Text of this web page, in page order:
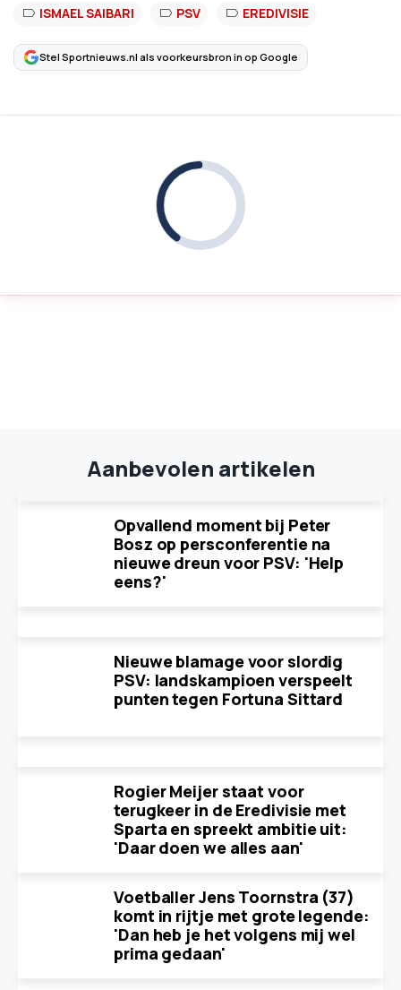
ISMAEL SAIBARI PSV EREDIVISIE
Stel Sportnieuws.nl als voorkeursbron in op Google
Aanbevolen artikelen
Opvallend moment bij Peter
Bosz op persconferentie na
nieuwe dreun voor PSV: 'Help
eens?'
Nieuwe blamage voor slordig
PSV: landskampioen verspeelt
punten tegen Fortuna Sittard
Rogier Meijer staat voor
terugkeer in de Eredivisie met
Sparta en spreekt ambitie uit:
'Daar doen we alles aan'
Voetballer Jens Toornstra (37)
komt in rijtje met grote legende:
'Dan heb je het volgens mij wel
prima gedaan'